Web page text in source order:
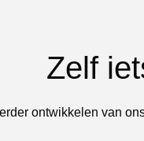
Zelf
ontwikkelen van